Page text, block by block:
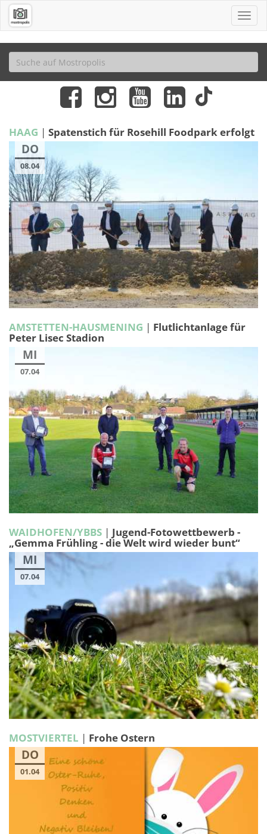
HAAG | Spatenstich für Rosehill Foodpark erfolgt
DO
08.04
AMSTETTEN-HAUSMENING | Flutlichtanlage für
Peter Lisec Stadion
MI
07.04
WAIDHOFEN/YBBS | Jugend-Fotowettbewerb -
„Gemma Frühling - die Welt wird wieder bunt“
MI
07.04
MOSTVIERTEL | Frohe Ostern
DO
01.04